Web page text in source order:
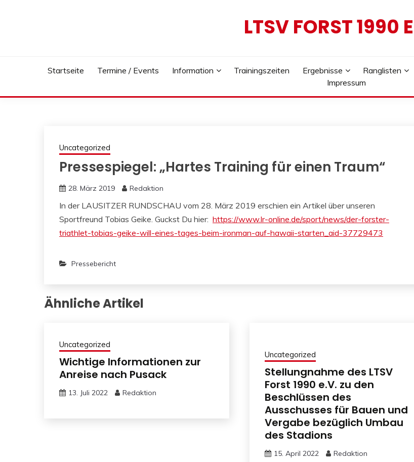
LTSV FORST 1990
Startseite Termine / Events Information Trainingszeiten Ergebnisse Ranglisten
Impressum
Uncategorized
Pressespiegel: „Hartes Training für einen Traum“
28. März 2019 Redaktion
In der LAUSITZER RUNDSCHAU vom 28. März 2019 erschien ein Artikel über unseren
Sportfreund Tobias Geike. Guckst Du hier: https://www.lr-online.de/sport/news/der-forster-
triathlet-tobias-geike-will-eines-tages-beim-ironman-auf-hawaii-starten_aid-37729473
Pressebericht
Ähnliche Artikel
Uncategorized
Wichtige Informationen zur
Anreise nach Pusack
13. Juli 2022 Redaktion
Uncategorized
Stellungnahme des LTSV
Forst 1990 e.V. zu den
Beschlüssen des
Ausschusses für Bauen und
Vergabe bezüglich Umbau
des Stadions
15. April 2022 Redaktion